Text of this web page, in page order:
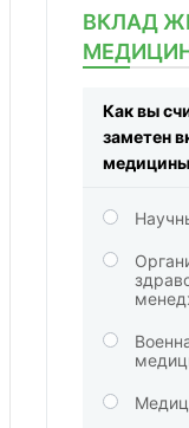
ВКЛАД
Как вы
заметен